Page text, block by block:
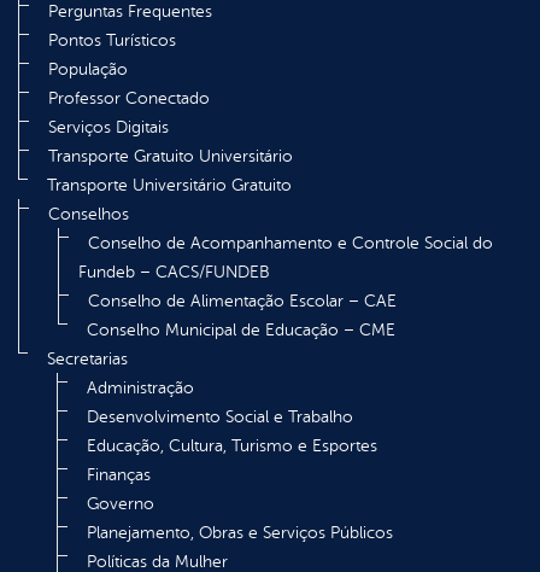
Perguntas Frequentes
Pontos Turísticos
População
Professor Conectado
Serviços Digitais
Transporte Gratuito Universitário
Transporte Universitário Gratuito
Conselhos
Conselho de Acompanhamento e Controle Social do
Fundeb – CACS/FUNDEB
Conselho de Alimentação Escolar – CAE
Conselho Municipal de Educação – CME
Secretarias
Administração
Desenvolvimento Social e Trabalho
Educação, Cultura, Turismo e Esportes
Finanças
Governo
Planejamento, Obras e Serviços Públicos
Políticas da Mulher